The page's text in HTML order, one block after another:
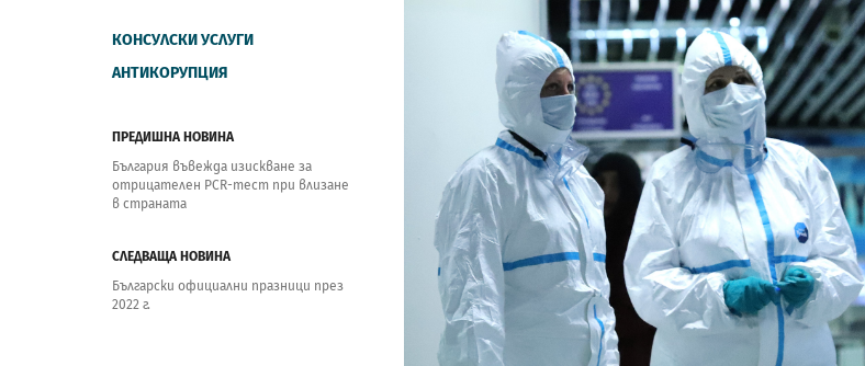
КОНСУЛСКИ УСЛУГИ
АНТИКОРУПЦИЯ
ПРЕДИШНА НОВИНА
България въвежда изискване за
отрицателен PCR-тест при влизане
в страната
СЛЕДВАЩА НОВИНА
Български официални празници през
2022 г.